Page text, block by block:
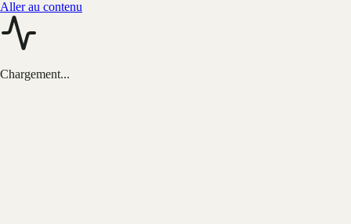
Aller au contenu
Chargement...